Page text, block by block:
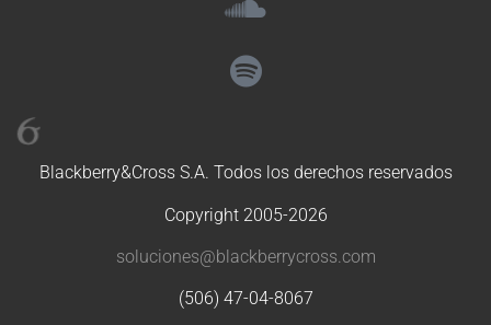
Blackberry&Cross S.A. Todos los derechos reservados
Copyright 2005-2026
soluciones@blackberrycross.com
(506) 47-04-8067